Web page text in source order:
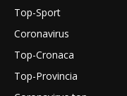
Top-Sport
Coronavirus
Top-Cronaca
Top-Provincia